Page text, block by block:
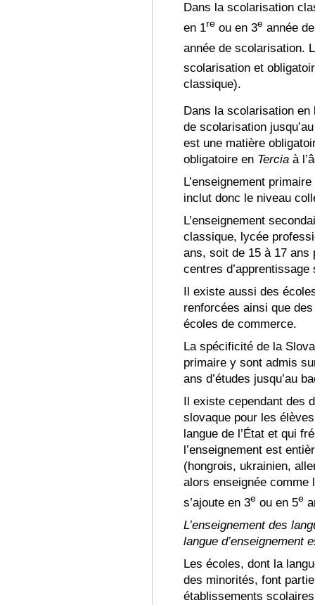
Dans la scolarisation
en 1re ou en 3e année
année de scolarisation.
scolarisation et
classique).
Dans la scolarisation en
de scolarisation
est une matière
obligatoire en Tercia à
L’enseignement
inclut donc le niveau
L’enseignement
classique, lycée
ans, soit de 15 à 17
centres
Il existe aussi des
renforcées ainsi que
écoles de commerce.
La spécificité de la
primaire y sont admis
ans d’études jusqu’au
Il existe cependant
slovaque pour les
langue de l’État et qui
l’enseignement est
(hongrois, ukrainien,
alors enseignée comme
s’ajoute en 3e ou en 5e
L’enseignement des
langue d’enseignement
Les écoles, dont la
des minorités, font
établissements